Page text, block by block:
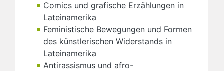
Comics und grafische Erzählungen in
Lateinamerika
Feministische Bewegungen und Formen
des künstlerischen Widerstands in
Lateinamerika
Antirassismus und afro-